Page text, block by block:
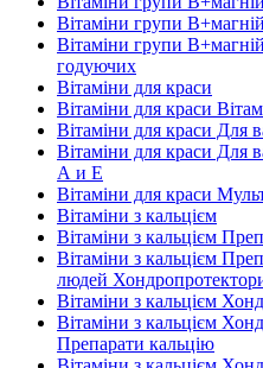
Вітаміни групи
Вітаміни групи
годуючих
Вітаміни для краси
Вітаміни для краси
Вітаміни для краси Для
Вітаміни для краси Для
А и E
Вітаміни для краси
Вітаміни з кальцієм
Вітаміни з кальцієм
Вітаміни з кальцієм
людей Хондропротектори
Вітаміни з кальцієм
Вітаміни з кальцієм
Препарати кальцію